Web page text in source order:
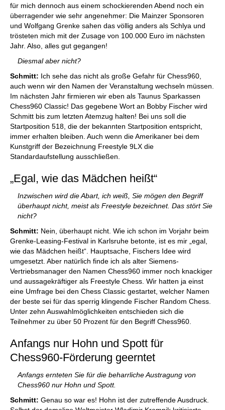
für mich dennoch aus einem schockierenden Abend noch ein
überragender wie sehr angenehmer: Die Mainzer Sponsoren
und Wolfgang Grenke sahen das völlig anders als Schlya und
trösteten mich mit der Zusage von 100.000 Euro im nächsten
Jahr. Also, alles gut gegangen!
Diesmal aber nicht?
Schmitt: Ich sehe das nicht als große Gefahr für Chess960,
auch wenn wir den Namen der Veranstaltung wechseln müssen.
Im nächsten Jahr firmieren wir eben als Taunus Sparkassen
Chess960 Classic! Das gegebene Wort an Bobby Fischer wird
Schmitt bis zum letzten Atemzug halten! Bei uns soll die
Startposition 518, die der bekannten Startposition entspricht,
immer erhalten bleiben. Auch wenn die Amerikaner bei dem
Kunstgriff der Bezeichnung Freestyle 9LX die
Standardaufstellung ausschließen.
„Egal, wie das Mädchen heißt“
Inzwischen wird die Abart, ich weiß, Sie mögen den Begriff
überhaupt nicht, meist als Freestyle bezeichnet. Das stört Sie
nicht?
Schmitt: Nein, überhaupt nicht. Wie ich schon im Vorjahr beim
Grenke-Leasing-Festival in Karlsruhe betonte, ist es mir „egal,
wie das Mädchen heißt“. Hauptsache, Fischers Idee wird
umgesetzt. Aber natürlich finde ich als alter Siemens-
Vertriebsmanager den Namen Chess960 immer noch knackiger
und aussagekräftiger als Freestyle Chess. Wir hatten ja einst
eine Umfrage bei den Chess Classic gestartet, welcher Namen
der beste sei für das sperrig klingende Fischer Random Chess.
Unter zehn Auswahlmöglichkeiten entschieden sich die
Teilnehmer zu über 50 Prozent für den Begriff Chess960.
Anfangs nur Hohn und Spott für
Chess960-Förderung geerntet
Anfangs ernteten Sie für die beharrliche Austragung von
Chess960 nur Hohn und Spott.
Schmitt: Genau so war es! Hohn ist der zutreffende Ausdruck.